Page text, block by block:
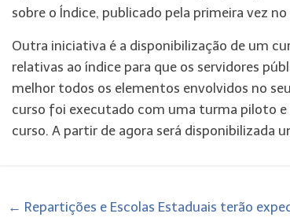
sobre o Índice, publicado pela primeira vez
Outra iniciativa é a disponibilização de um
relativas ao índice para que os servidores
melhor todos os elementos envolvidos no
curso foi executado com uma turma piloto
curso. A partir de agora será disponibilizada
← Repartições e Escolas Estaduais terão